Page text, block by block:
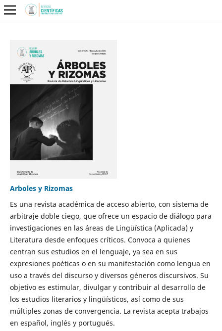
Arboles y Rizomas
Es una revista académica de acceso abierto, con sistema de
arbitraje doble ciego, que ofrece un espacio de diálogo para
investigaciones en las áreas de Lingüística (Aplicada) y
Literatura desde enfoques críticos. Convoca a quienes
centran sus estudios en el lenguaje, ya sea en sus
expresiones poéticas o en su manifestación como lengua en
uso a través del discurso y diversos géneros discursivos. Su
objetivo es estimular, divulgar y contribuir al desarrollo de
los estudios literarios y lingüísticos, así como de sus
múltiples zonas de convergencia. La revista acepta trabajos
en español, inglés y portugués.